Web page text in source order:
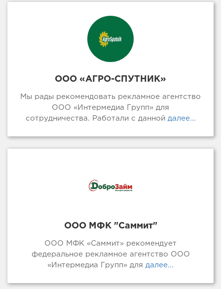
ООО «АГРО-СПУТНИК»
Мы рады рекомендовать рекламное агентство
ООО «Интермедиа Групп» для
сотрудничества. Работали с даннойдалее...
ООО МФК "Саммит"
ООО МФК «Саммит» рекомендует
федеральное рекламное агентство ООО
«Интермедиа Групп» для далее...